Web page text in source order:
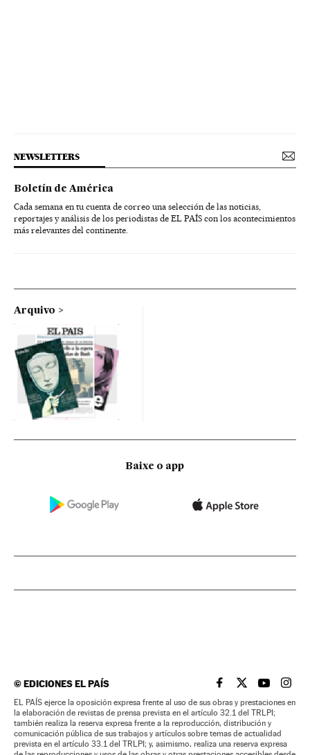
NEWSLETTERS
Boletín de América
Cada semana en tu cuenta de correo una selección de las noticias,
reportajes y análisis de los periodistas de EL PAÍS con los acontecimientos
más relevantes del continente.
Arquivo
Baixe o app
©EDICIONES EL PAÍS EL PAÍS BRASIL EN
EL PAÍSEL PAÍS
EL
EL PAÍS ejerce la oposición expresa frente al uso de sus obras y prestaciones en
la elaboración de revistas de prensa prevista en el artículo 32.1 del TRLPI;
también realiza la reserva expresa frente a la reproducción, distribución y
comunicación pública de sus trabajos y artículos sobre temas de actualidad
prevista en el artículo 33.1 del TRLPI; y, asimismo, realiza una reserva expresa